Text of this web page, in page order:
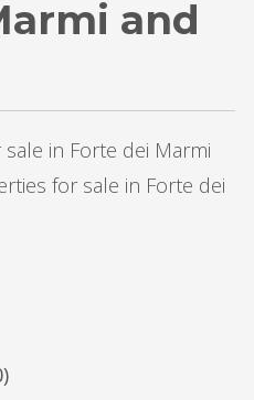
and
in Forte dei Marmi
for sale in Forte dei